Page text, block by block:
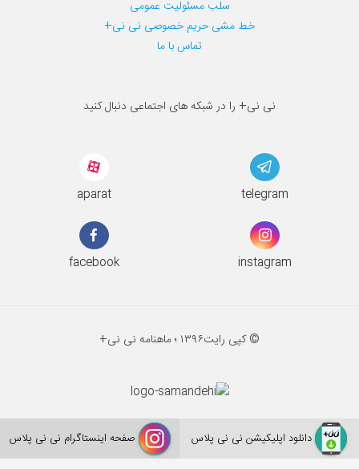
سلب مسئولیت عمومی
خط مشی حریم خصوصی نی نی+
تماس با ما
نی نی+ را در شبکه های اجتماعی دنبال کنید
aparat telegram
facebook instagram
© کپی رایت۱۳۹۶ ؛ ماهنامه نی نی+
دانلود اپلیکیشن نی نی پلاس صفحه اینستاگرام نی نی پلاس